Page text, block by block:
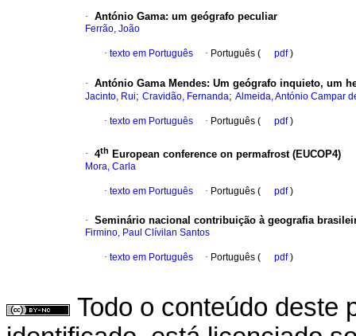
· António Gama: um geógrafo peculiar
Ferrão, João
· texto em Português · Português ( pdf)
· António Gama Mendes: Um geógrafo inquieto, um
Jacinto, Rui; Cravidão, Fernanda; Almeida, António Campar
· texto em Português · Português ( pdf)
· 4th European conference on permafrost (EUCOP4)
Mora, Carla
· texto em Português · Português ( pdf)
· Seminário nacional contribuição à geografia
Firmino, Paul Clívilan Santos
· texto em Português · Português ( pdf)
Todo o conteúdo deste